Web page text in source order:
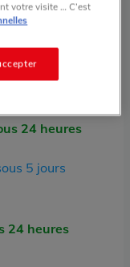
24 heures
5 jours
24 heures
votre visite … C’est